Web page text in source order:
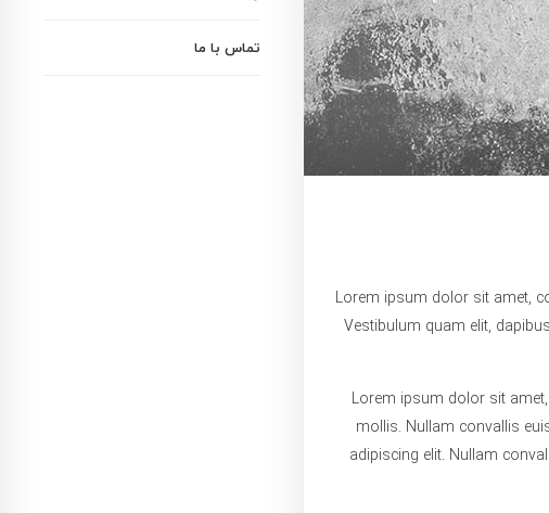
تماس با ما
Lorem ipsum dolor sit amet,
Vestibulum quam elit,
Lorem ipsum dolor sit
mollis. Nullam convallis
adipiscing elit. Nullam